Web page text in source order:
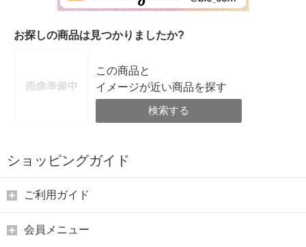
お探しの商品は見つかりましたか?
この商品と
イメージが近い商品を探す
検索する
ショッピングガイド
ご利用ガイド
会員メニュー